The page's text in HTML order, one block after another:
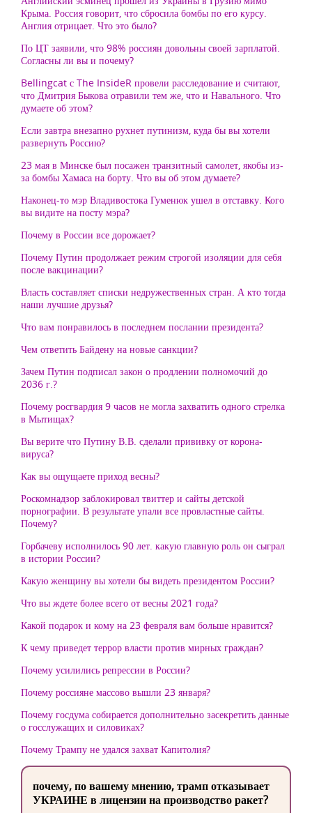
Крыма. Россия говорит, что сбросила бомбы по его курсу.
Англия отрицает. Что это было?
По ЦТ заявили, что 98% россиян довольны своей зарплатой.
Согласны ли вы и почему?
Bellingcat с The InsideR провели расследование и считают,
что Дмитрия Быкова отравили тем же, что и Навального. Что
думаете об этом?
Если завтра внезапно рухнет путинизм, куда бы вы хотели
развернуть Россию?
23 мая в Минске был посажен транзитный самолет, якобы из-
за бомбы Хамаса на борту. Что вы об этом думаете?
Наконец-то мэр Владивостока Гуменюк ушел в отставку. Кого
вы видите на посту мэра?
Почему в России все дорожает?
Почему Путин продолжает режим строгой изоляции для себя
после вакцинации?
Власть составляет списки недружественных стран. А кто тогда
наши лучшие друзья?
Что вам понравилось в последнем послании президента?
Чем ответить Байдену на новые санкции?
Зачем Путин подписал закон о продлении полномочий до
2036 г.?
Почему росгвардия 9 часов не могла захватить одного стрелка
в Мытищах?
Вы верите что Путину В.В. сделали прививку от корона-
вируса?
Как вы ощущаете приход весны?
Роскомнадзор заблокировал твиттер и сайты детской
порнографии. В результате упали все провластные сайты.
Почему?
Горбачеву исполнилось 90 лет. какую главную роль он сыграл
в истории России?
Какую женщину вы хотели бы видеть президентом России?
Что вы ждете более всего от весны 2021 года?
Какой подарок и кому на 23 февраля вам больше нравится?
К чему приведет террор власти против мирных граждан?
Почему усилились репрессии в России?
Почему россияне массово вышли 23 января?
Почему госдума собирается дополнительно засекретить данные
о госслужащих и силовиках?
Почему Трампу не удался захват Капитолия?
почему, по вашему мнению, трамп отказывает
УКРАИНЕ в лицензии на производство ракет?